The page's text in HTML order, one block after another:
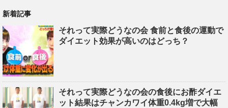
新着記事
それって実際どうなの会 食前と食後の運動で
ダイエット効果が高いのはどっち？
それって実際どうなの会の食後にお酢ダイエ
ット結果はチャンカワイ体重0.4kg増で大幅